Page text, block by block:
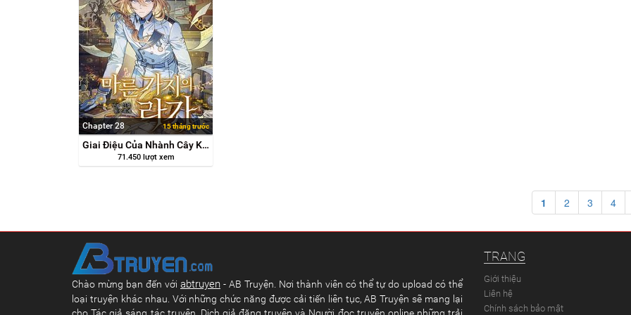
Chapter 28
Giai Điệu Của Nhành Cây Khô Héo
71.450 lượt xem
15 tháng trước
1 2 3 4
Chào mừng bạn đến với abtruyen - AB Truyện. Nơi thành viên có thể tự do upload có thể
loại truyện khác nhau. Với những chức năng được cải tiến liên tục, AB Truyện sẽ mang lại
TRANG
Giới thiệu
Liên hệ
Chính sách bảo mật